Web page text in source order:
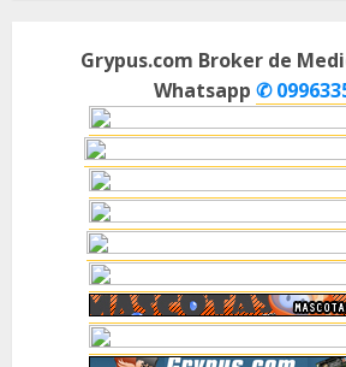
Grypus.com Broker de
Whatsapp ✆